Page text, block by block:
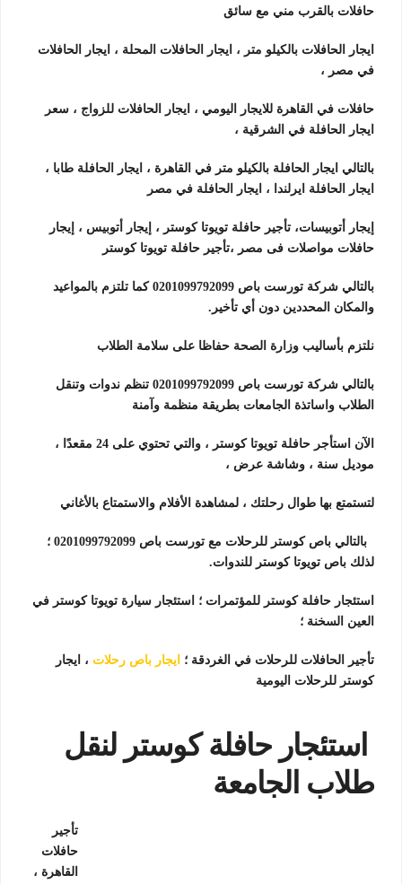
حافلات بالقرب مني مع سائق
ايجار الحافلات بالكيلو متر ، ايجار الحافلات المحلة ، ايجار الحافلات
في مصر ،
حافلات في القاهرة للايجار اليومي ، ايجار الحافلات للزواج ، سعر
ايجار الحافلة في الشرقية ،
بالتالي ايجار الحافلة بالكيلو متر في القاهرة ، ايجار الحافلة طابا ،
ايجار الحافلة ايرلندا ، ايجار الحافلة في مصر
إيجار أتوبيسات، تأجير حافلة تويوتا كوستر ، إيجار أتوبيس ، إيجار
حافلات مواصلات فى مصر ،تأجير حافلة تويوتا كوستر
بالتالي شركة تورست باص 0201099792099 كما تلتزم بالمواعيد
والمكان المحددين دون أي تأخير.
نلتزم بأساليب وزارة الصحة حفاظا على سلامة الطلاب
بالتالي شركة تورست باص 0201099792099 تنظم ندوات وتنقل
الطلاب واساتذة الجامعات بطريقة منظمة وآمنة
الآن استأجر حافلة تويوتا كوستر ، والتي تحتوي على 24 مقعدًا ،
موديل سنة ، وشاشة عرض ،
لتستمتع بها طوال رحلتك ، لمشاهدة الأفلام والاستمتاع بالأغاني
بالتالي باص كوستر للرحلات مع تورست باص 0201099792099 ؛
لذلك باص تويوتا كوستر للندوات.
استئجار حافلة كوستر للمؤتمرات ؛ استئجار سيارة تويوتا كوستر في
العين السخنة ؛
تأجير الحافلات للرحلات في الغردقة ؛ ايجار باص رحلات ، ايجار
كوستر للرحلات اليومية
استئجار حافلة كوستر لنقل
طلاب الجامعة
تأجير
حافلات
القاهرة ،